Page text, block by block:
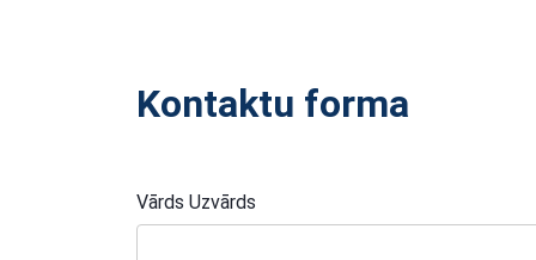
Kontaktu forma
Vārds Uzvārds